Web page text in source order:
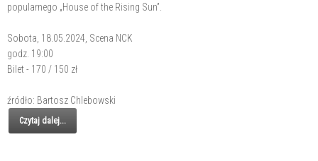
popularnego „House of the Rising Sun”.
Sobota, 18.05.2024, Scena NCK
godz. 19:00
Bilet - 170 / 150 zł
źródło: Bartosz Chlebowski
Czytaj dalej...